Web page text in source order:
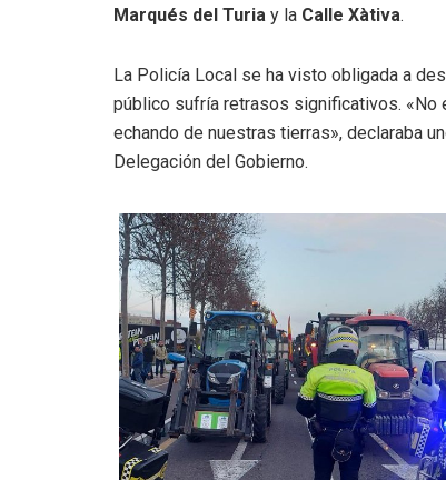
Marqués del Turia y la Calle Xàtiva.
La Policía Local se ha visto obligada a
público sufría retrasos significativos. «No
echando de nuestras tierras», declaraba
Delegación del Gobierno.